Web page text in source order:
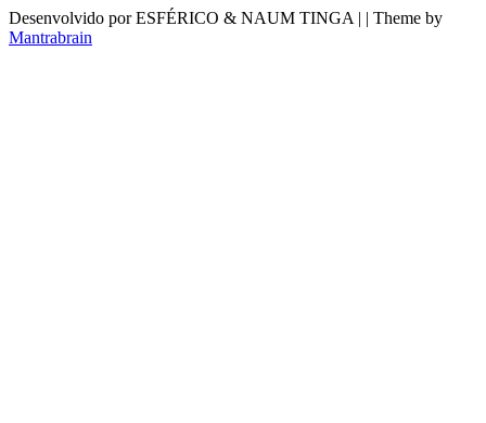
Desenvolvido por ESFÉRICO & NAUM TINGA | | Theme by
Mantrabrain